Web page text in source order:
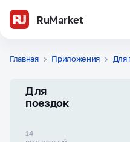
RuMarket
Главная Приложения Для
Для
поездок
14